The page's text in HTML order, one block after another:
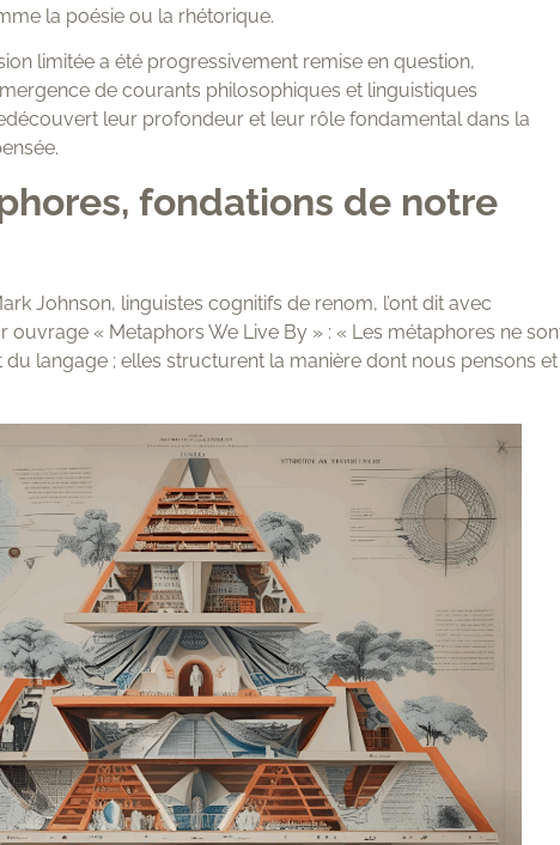
la poésie ou la rhétorique.
limitée a été progressivement remise en question,
de courants philosophiques et linguistiques
leur profondeur et leur rôle fondamental dans la
fondations de notre
Johnson, linguistes cognitifs de renom, l’ont dit avec
ouvrage « Metaphors We Live By » : « Les métaphores ne
du langage ; elles structurent la manière dont nous pensons et